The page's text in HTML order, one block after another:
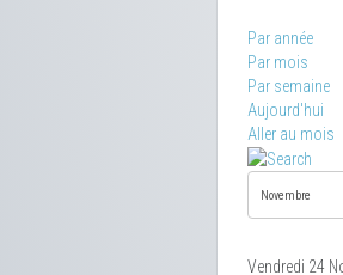
Par année
Par mois
Par semaine
Aujourd'hui
Aller au mois
Vendredi 24